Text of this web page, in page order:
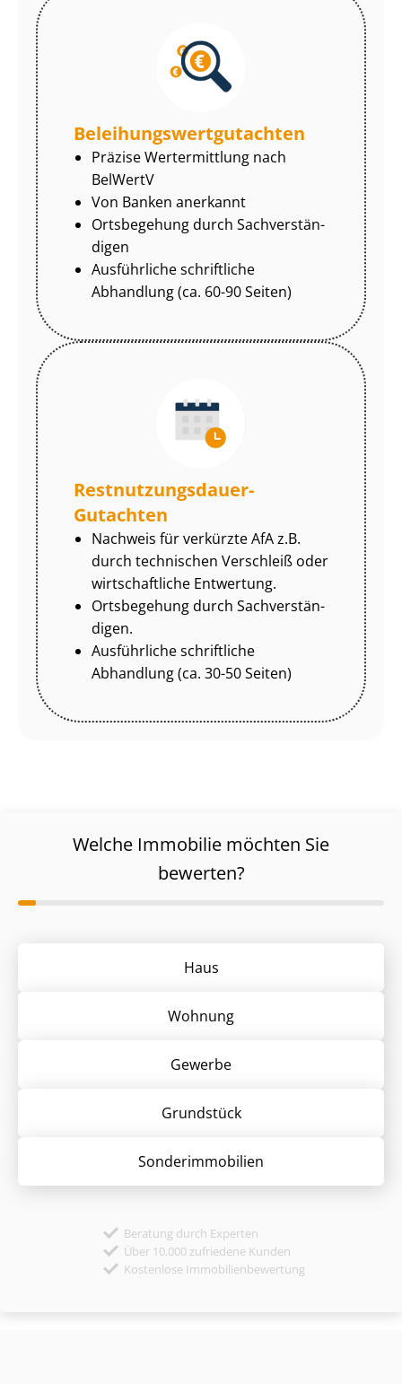
Be­lei­hungs­wert­gut­ach­ten
Präzise Wertermittlung nach
BelWertV
Von Banken anerkannt
Ortsbegehung durch Sach­ver­stän­
di­gen
Ausführliche schriftliche
Abhandlung (ca. 60-90 Seiten)
Rest­nut­zungs­dau­er-
Gutachten
Nachweis für verkürzte AfA z.B.
durch technischen Verschleiß oder
wirtschaftliche Entwertung.
Ortsbegehung durch Sach­ver­stän­
di­gen.
Ausführliche schriftliche
Abhandlung (ca. 30-50 Seiten)
Welche Immobilie möchten Sie
bewerten?
Haus
Wohnung
Gewerbe
Grund­stück
Sonder­immobilien
Beratung durch Experten
Über 10.000 zufriedene Kunden
Kostenlose Immobilienbewertung